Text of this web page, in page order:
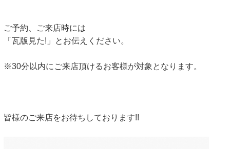
ご予約、ご来店時には
「瓦版見た!」とお伝えください。
※30分以内にご来店頂けるお客様が対象となります。
皆様のご来店をお待ちしております!!